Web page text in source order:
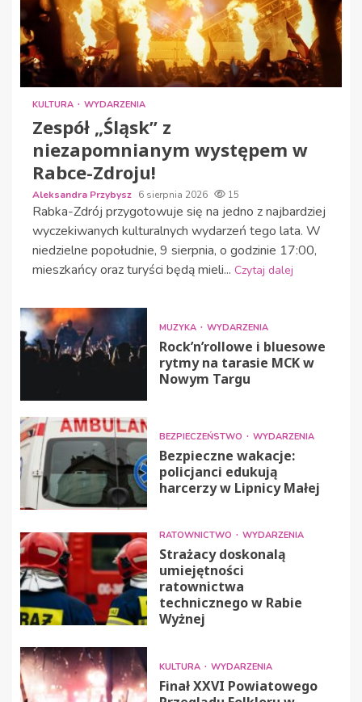
KULTURA WYDARZENIA
Zespół „Śląsk” z
niezapomnianym występem w
Rabce-Zdroju!
Aleksandra Przybysz 6 sierpnia 2026 15
Rabka-Zdrój przygotowuje się na jedno z najbardziej
wyczekiwanych kulturalnych wydarzeń tego lata. W
niedzielne popołudnie, 9 sierpnia, o godzinie 17:00,
mieszkańcy oraz turyści będą mieli... Czytaj dalej
MUZYKA WYDARZENIA
Rock’n’rollowe i bluesowe
rytmy na tarasie MCK w
Nowym Targu
BEZPIECZEŃSTWO WYDARZENIA
Bezpieczne wakacje:
policjanci edukują
harcerzy w Lipnicy Małej
RATOWNICTWO WYDARZENIA
Strażacy doskonalą
umiejętności
ratownictwa
technicznego w Rabie
Wyżnej
KULTURA WYDARZENIA
Finał XXVI Powiatowego